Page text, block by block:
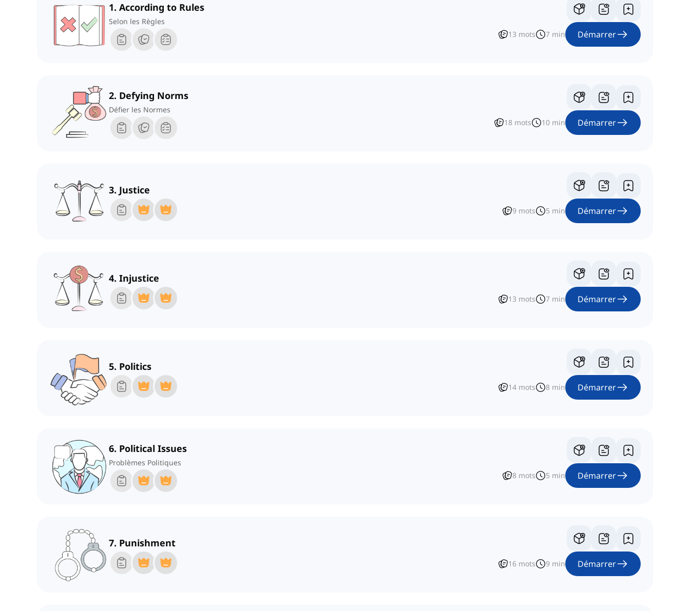
1. According to Rules
Selon les Règles
13 mots 7 min Démarrer
2. Defying Norms
Défier les Normes
18 mots 10 min Démarrer
3. Justice
9 mots 5 min Démarrer
4. Injustice
13 mots 7 min Démarrer
5. Politics
14 mots 8 min Démarrer
6. Political Issues
Problèmes Politiques
8 mots 5 min Démarrer
7. Punishment
16 mots 9 min Démarrer